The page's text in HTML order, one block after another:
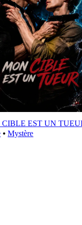
EST UN
⦁Mystère